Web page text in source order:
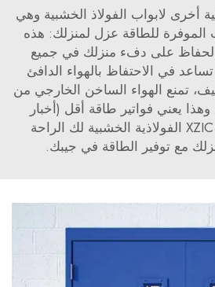
أخرى لابواب الفولاذ الخشبية وهي
الموفرة للطاقة عزل لمنزلك: هذه
على دفء منزلك في جميع
في الاحتفاظ بالهواء الدافئ
تمنع الهواء الساخن الخارجي من
يعني فواتير طاقة أقل (أخبار
سارة!). توفر أبواب XZIC الفولاذية الخشبية لك الراحة
مع توفير الطاقة في جيبك.